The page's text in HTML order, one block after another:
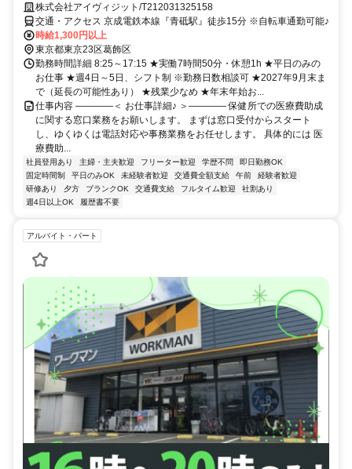
株式会社アイヴィジット/T212031325158
交通・アクセス 京成電鉄本線『青砥駅』徒歩15分 ※自転車通勤可能♪
時給1,300円以上
東京都東京23区葛飾区
勤務時間詳細 8:25～17:15 ★実働7時間50分・休憩1h ★平日のみの
お仕事 ★週4日～5日、シフト制 ※勤務日数相談可 ★2027年9月末ま
で（延長の可能性あり） ★残業少なめ ★年末年始お...
仕事内容 ————＜ お仕事詳細♪ ＞———— 保健所での医療費助成
に関する窓口業務をお願いします。 まずは窓口受付からスタート
し、ゆくゆくは電話対応や事務業務をお任せします。 具体的には 医
療費助...
社員登用あり 主婦・主夫歓迎 フリーター歓迎 学歴不問
即日勤務OK
固定時間制
平日のみOK 未経験者歓迎 交通費全額支給 午前
経験者歓迎
研修あり
夕方 ブランクOK 交通費支給 フルタイム歓迎
社割あり
週4日以上OK
履歴書不要
アルバイト・パート